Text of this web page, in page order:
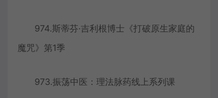
974.斯蒂芬·吉利根博士《打破原生家庭的
魔咒》第1季
973.振荡中医：理法脉药线上系列课